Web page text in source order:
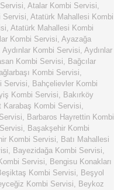
, Atalar Kombi Servisi,
Servisi, Atatürk Mahallesi Kombi
, Atatürk Mahallesi Kombi
Kombi Servisi, Ayazağa
Aydınlar Kombi Servisi, Aydınlar
Kombi Servisi, Bağcılar
Kombi Servisi,
Servisi, Bahçelievler Kombi
Kombi Servisi, Bakırköy
Karabaş Kombi Servisi,
, Barbaros Hayrettin Kombi
, Başakşehir Kombi
Kombi Servisi, Batı Mahallesi
, Bayezidağa Kombi Servisi,
Servisi, Bengisu Konakları
Kombi Servisi, Beşyol
Kombi Servisi, Beykoz